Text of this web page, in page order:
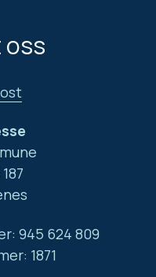
oss
945 624 809
1871